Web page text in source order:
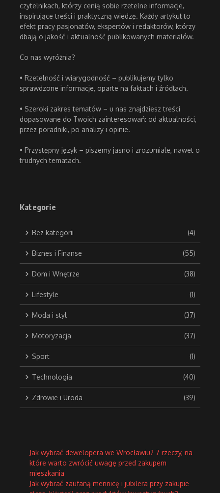
czytelnikach, którzy cenią sobie rzetelne informacje,
inspirujące treści i praktyczną wiedzę. Każdy artykuł to
efekt pracy pasjonatów, ekspertów i redaktorów, którzy
dbają o jakość i aktualność publikowanych materiałów.
Co nas wyróżnia?
• Rzetelność i wiarygodność – publikujemy tylko
sprawdzone informacje, oparte na faktach i źródłach.
• Szeroki zakres tematów – u nas znajdziesz treści
dopasowane do Twoich zainteresowań: od aktualności,
przez poradniki, po analizy i opinie.
• Przystępny język – piszemy jasno i zrozumiale, nawet o
trudnych tematach.
Kategorie
Bez kategorii (4)
Biznes i Finanse (55)
Dom i Wnętrze (38)
Lifestyle (1)
Moda i styl (37)
Motoryzacja (37)
Sport (1)
Technologia (40)
Zdrowie i Uroda (39)
Jak wybrać dewelopera we Wrocławiu? 7 rzeczy, na
które warto zwrócić uwagę przed zakupem
mieszkania
Jak wybrać zaufaną mennicę i jubilera przy zakupie